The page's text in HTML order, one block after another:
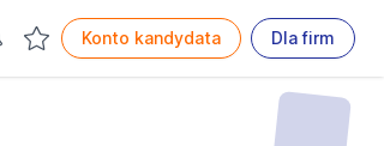
Konto kandydata Dla firm